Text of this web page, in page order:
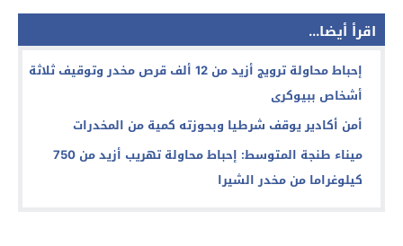
اقرأ أيضا...
إحباط محاولة ترويج أزيد من 12 ألف قرص مخدر وتوقيف ثلاثة
أشخاص ببيوكرى
أمن أكادير يوقف شرطيا وبحوزته كمية من المخدرات
ميناء طنجة المتوسط: إحباط محاولة تهريب أزيد من 750
كيلوغراما من مخدر الشيرا